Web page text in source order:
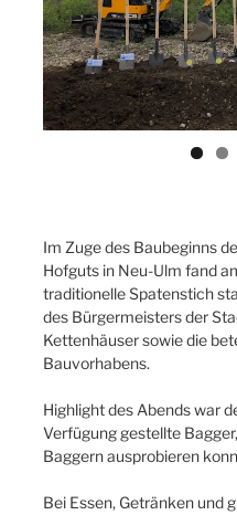
Previ
ous
Im Zuge des Baubeginns
Hofguts in Neu-Ulm fand
traditionelle Spatenstich
des Bürgermeisters der
Kettenhäuser sowie die
Bauvorhabens.
Highlight des Abends war
Verfügung gestellte
Baggern ausprobieren
Bei Essen, Getränken und